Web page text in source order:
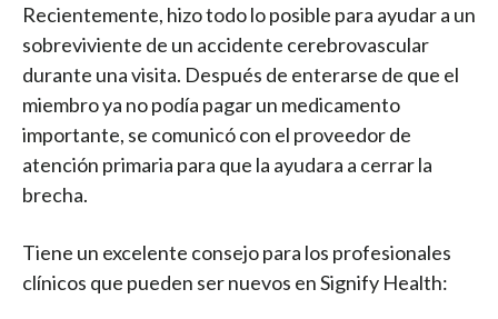
Recientemente, hizo todo lo posible para ayudar a un
sobreviviente de un accidente cerebrovascular
durante una visita. Después de enterarse de que el
miembro ya no podía pagar un medicamento
importante, se comunicó con el proveedor de
atención primaria para que la ayudara a cerrar la
brecha.
Tiene un excelente consejo para los profesionales
clínicos que pueden ser nuevos en Signify Health: